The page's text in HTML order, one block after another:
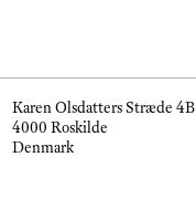
Karen Olsdatters Stræde 4B
4000 Roskilde
Denmark